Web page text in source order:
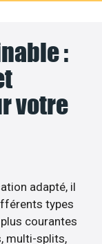
:
votre
adapté, il
types
courantes
multi-splits,